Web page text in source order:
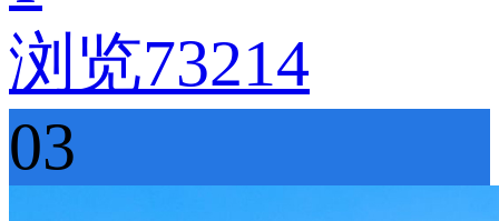
浏览73214
03